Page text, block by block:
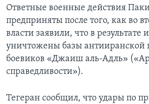
Ответные военные действия
предприняты после того, как во
власти заявили, что в результате
уничтожены базы антииранской
боевиков «Джаиш аль-Адль»
справедливости»).
Тегеран сообщил, что удары по